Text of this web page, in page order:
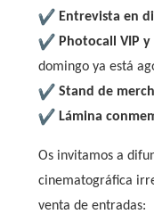
Entrevista en
Photocall VIP
domingo ya está
Stand de
Lámina
Os invitamos a
cinematográfica
venta de entradas: